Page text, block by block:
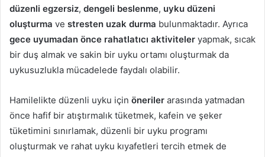
düzenli egzersiz, dengeli beslenme, uyku düzeni
oluşturma ve stresten uzak durma bulunmaktadır. Ayrıca
gece uyumadan önce rahatlatıcı aktiviteler yapmak, sıcak
bir duş almak ve sakin bir uyku ortamı oluşturmak da
uykusuzlukla mücadelede faydalı olabilir.
Hamilelikte düzenli uyku için öneriler arasında yatmadan
önce hafif bir atıştırmalık tüketmek, kafein ve şeker
tüketimini sınırlamak, düzenli bir uyku programı
oluşturmak ve rahat uyku kıyafetleri tercih etmek de